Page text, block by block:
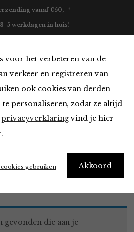
voor het verbeteren van de
verkeer en registreren van
ook cookies van derden
te personaliseren, zodat ze altijd
privacyverklaringvind je hier
Akkoord
gebruiken
vanaf €50,- *
5 werkdagen in huis!
Must Haves
gevonden die aan je